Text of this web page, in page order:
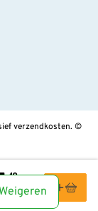
Weigeren
,49
Leden:
verzendkosten. ©